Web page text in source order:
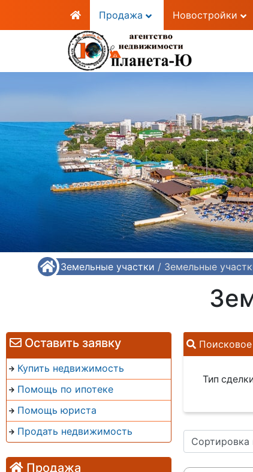
Продажа Новостройки
/ Земельные участки / Земельные
Оставить заявку
Купить недвижимость
Помощь по ипотеке
Помощь юриста
Продать недвижимость
Продажа
Тип